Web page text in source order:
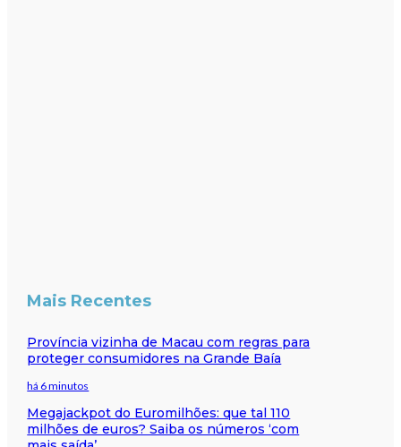
Mais Recentes
Província vizinha de Macau com regras para
proteger consumidores na Grande Baía
há 6 minutos
Megajackpot do Euromilhões: que tal 110
milhões de euros? Saiba os números ‘com